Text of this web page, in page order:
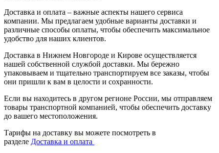
Доставка и оплата – важные аспекты нашего сервиса
компании. Мы предлагаем удобные варианты доставки и
различные способы оплаты, чтобы обеспечить максимальное
удобство для наших клиентов.
Доставка в Нижнем Новгороде и Кирове осуществляется
нашей собственной службой доставки. Мы бережно
упаковываем и тщательно транспортируем все заказы, чтобы
они пришли к вам в целости и сохранности.
Если вы находитесь в другом регионе России, мы отправляем
товары транспортной компанией, чтобы обеспечить доставку
до вашего местоположения.
Тарифы на доставку вы можете посмотреть в
разделе Доставка и оплата